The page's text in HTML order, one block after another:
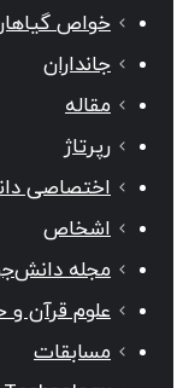
خواص گیاهان
جانداران
مقاله
رپرتاژ
اختصاصی دانشجو
اشخاص
مجله دانش‌جو
علوم قرآن و حدیث
مسابقات